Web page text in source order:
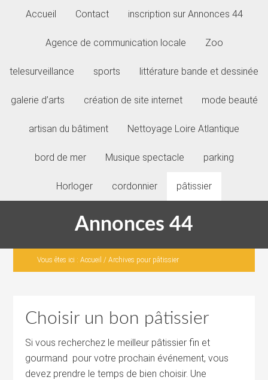
Accueil Contact inscription sur Annonces 44
Agence de communication locale Zoo
telesurveillance sports littérature bande et dessinée
galerie d’arts création de site internet mode beauté
artisan du bâtiment Nettoyage Loire Atlantique
bord de mer Musique spectacle parking
Horloger cordonnier pâtissier
Annonces 44
Vous êtes ici :Accueil / Archives pour pâtissier
Choisir un bon pâtissier
Si vous recherchez le meilleur pâtissier fin et
gourmand pour votre prochain événement, vous
devez prendre le temps de bien choisir. Une